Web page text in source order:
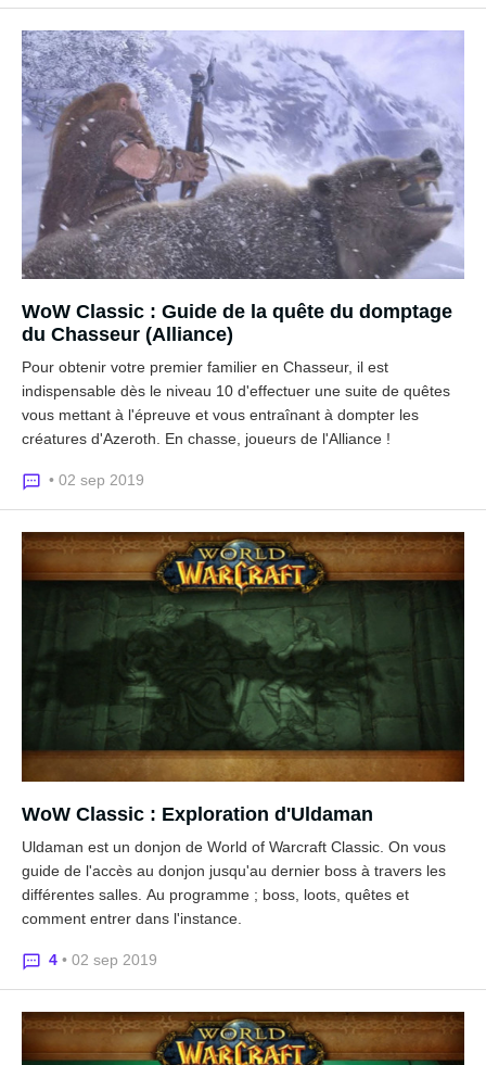
WoW Classic : Guide de la quête du domptage
du Chasseur (Alliance)
Pour obtenir votre premier familier en Chasseur, il est
indispensable dès le niveau 10 d'effectuer une suite de quêtes
vous mettant à l'épreuve et vous entraînant à dompter les
créatures d'Azeroth. En chasse, joueurs de l'Alliance !
• 02 sep 2019
WoW Classic : Exploration d'Uldaman
Uldaman est un donjon de World of Warcraft Classic. On vous
guide de l'accès au donjon jusqu'au dernier boss à travers les
différentes salles. Au programme ; boss, loots, quêtes et
comment entrer dans l'instance.
4 • 02 sep 2019